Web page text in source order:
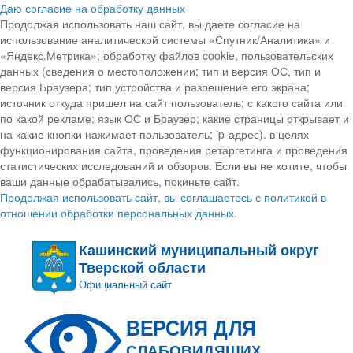
Даю согласие на обработку данных
Продолжая использовать наш сайт, вы даете согласие на
использование аналитической системы «Спутник/Аналитика» и
«Яндекс.Метрика»; обработку файлов cookie, пользовательских
данных (сведения о местоположении; тип и версия ОС, тип и
версия Браузера; тип устройства и разрешение его экрана;
источник откуда пришел на сайт пользователь; с какого сайта или
по какой рекламе; язык ОС и Браузер; какие страницы открывает и
на какие кнопки нажимает пользователь; ip-адрес). в целях
функционирования сайта, проведения ретаргетинга и проведения
статистических исследований и обзоров. Если вы не хотите, чтобы
ваши данные обрабатывались, покиньте сайт.
Продолжая использовать сайт, вы соглашаетесь с политикой в
отношении обработки персональных данных.